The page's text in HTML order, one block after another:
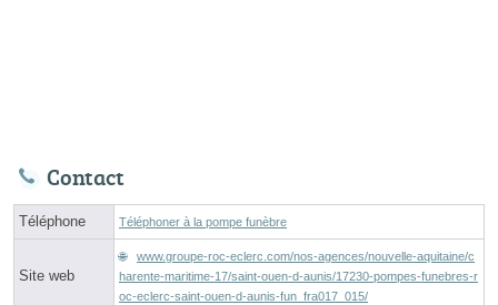
Contact
Téléphone Téléphoner à la pompe funèbre
Site web
www.groupe-roc-eclerc.com/nos-agences/nouvelle-aquitaine/c
harente-maritime-17/saint-ouen-d-aunis/17230-pompes-funebres-r
oc-eclerc-saint-ouen-d-aunis-fun_fra017_015/